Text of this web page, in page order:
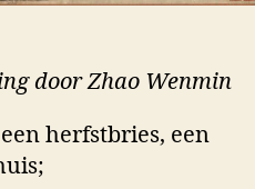
door Zhao Wenmin
herfstbries, een